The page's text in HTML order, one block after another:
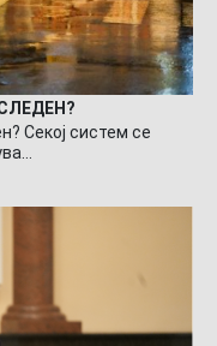
Секој систем се